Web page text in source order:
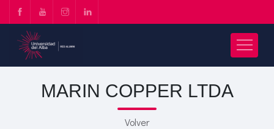
MARIN COPPER LTDA
Volver